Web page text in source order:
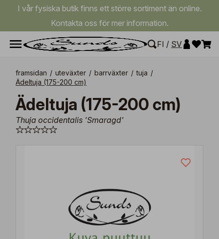
I vår fysiska butik finns ett större sortiment än online.
Kontakta oss för mer information.
FI / SV
framsidan / uteväxter / barrväxter / tuja /
Ädeltuja (175-200 cm)
Ädeltuja (175-200 cm)
Thuja occidentalis 'Smaragd'